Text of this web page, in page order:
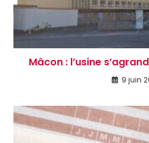
Mâcon : l’usine
9 juin